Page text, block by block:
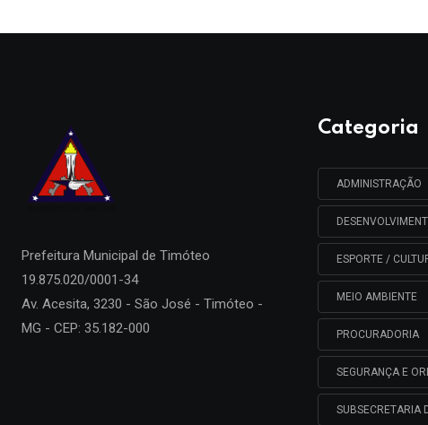
Prefeitura Municipal de Timóteo
19.875.020/0001-34
Av. Acesita, 3230 - São José - Timóteo -
MG - CEP: 35.182-000
Categoria
ADMINISTRAÇÃO
ESPORTE /
MEIO AMBIENTE
PROCURADORIA
SEGURANÇA E
SUBSECRETARIA